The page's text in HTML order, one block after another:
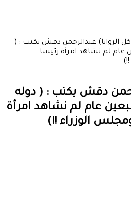
الزوايا) عبدالرحمن دقش يكتب : (
عام لم نشاهد امرأة رئيسا
دقش يكتب : ( دوله
عام لم نشاهد امرأة
الوزراء !!)